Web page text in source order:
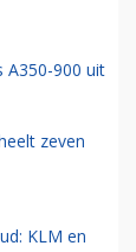
A350-900 uit
zeven
KLM en